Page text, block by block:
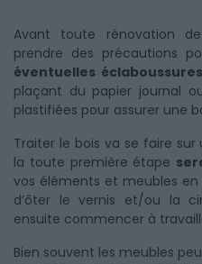
Avant toute rénovation
prendre des précautions
éventuelles éclaboussures
plaçant du papier journal
plastifiées pour assurer une
Traiter le bois va se faire
la toute première étape
vos éléments et meubles
d’ôter le vernis et/ou la
ensuite commencer à
Bien souvent les meubles